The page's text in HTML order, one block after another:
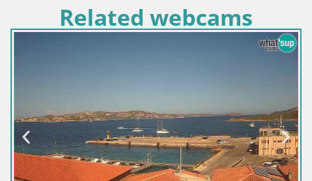
Related webcams